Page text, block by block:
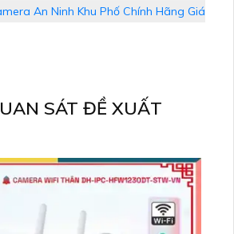
An Ninh Khu Phố Chính Hãng Giá
SÁT ĐỀ XUẤT